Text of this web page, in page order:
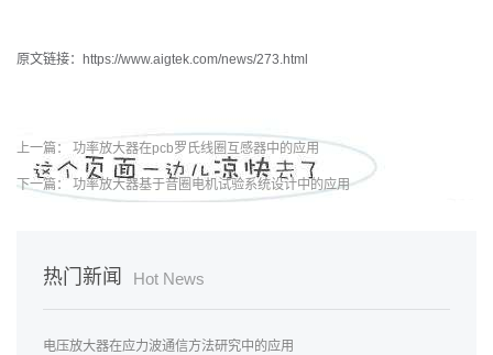
原文链接：https://www.aigtek.com/news/273.html
上一篇： 功率放大器在pcb罗氏线圈互感器中的应用
下一篇： 功率放大器基于音圈电机试验系统设计中的应用
热门新闻 Hot News
电压放大器在应力波通信方法研究中的应用